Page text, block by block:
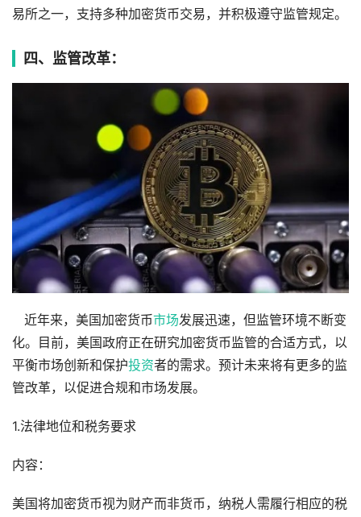
易所之一，支持多种加密货币交易，并积极遵守监管规定。
四、监管改革：
近年来，美国加密货币市场发展迅速，但监管环境不断变
化。目前，美国政府正在研究加密货币监管的合适方式，以
平衡市场创新和保护投资者的需求。预计未来将有更多的监
管改革，以促进合规和市场发展。
1.法律地位和税务要求
内容：
美国将加密货币视为财产而非货币，纳税人需履行相应的税